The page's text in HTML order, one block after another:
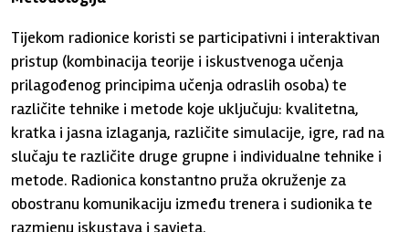
Tijekom radionice koristi se participativni i interaktivan
pristup (kombinacija teorije i iskustvenoga učenja
prilagođenog principima učenja odraslih osoba) te
različite tehnike i metode koje uključuju: kvalitetna,
kratka i jasna izlaganja, različite simulacije, igre, rad na
slučaju te različite druge grupne i individualne tehnike i
metode. Radionica konstantno pruža okruženje za
obostranu komunikaciju između trenera i sudionika te
razmjenu iskustava i savjeta.